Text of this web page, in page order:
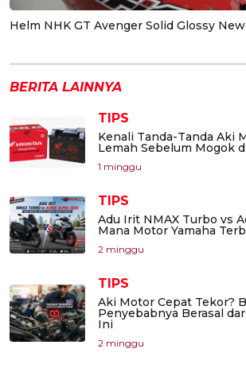
Helm NHK GT Avenger Solid Glossy
BERITA LAINNYA
TIPS
Kenali Tanda-Tanda Aki
Lemah Sebelum Mogok
1 minggu
TIPS
Adu Irit NMAX Turbo vs
Mana Motor Yamaha
2 minggu
TIPS
Aki Motor Cepat Tekor?
Penyebabnya Berasal
Ini
2 minggu